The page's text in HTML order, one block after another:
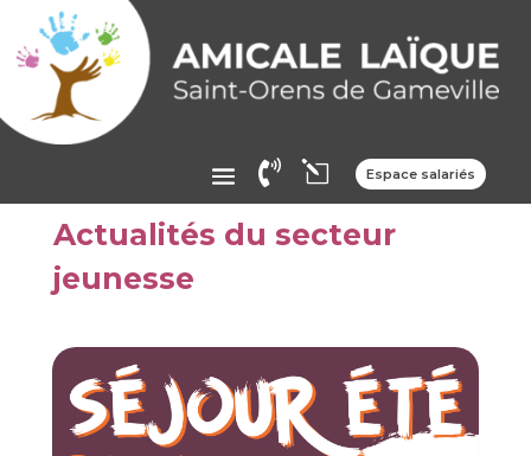
 l Espace salariés
Actualités du secteur
jeunesse